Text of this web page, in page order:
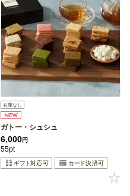
在庫なし
ガトー・シュシュ
6,000円
55pt